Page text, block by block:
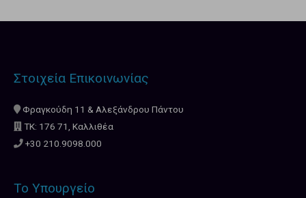
Στοιχεία Επικοινωνίας
Φραγκούδη 11 & Αλεξάνδρου Πάντου
ΤΚ: 176 71, Καλλιθέα
+30 210.9098.000
Το Υπουργείο